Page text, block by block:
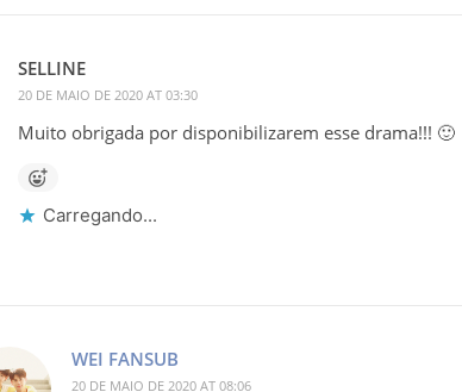
SELLINE
20 DE MAIO DE 2020 AT 03:30
Muito obrigada por disponibilizarem esse drama!!! 🙂
Carregando...
WEI FANSUB
20 DE MAIO DE 2020 AT 08:06